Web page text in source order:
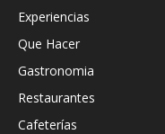
Experiencias
Que Hacer
Gastronomia
Restaurantes
Cafeterías